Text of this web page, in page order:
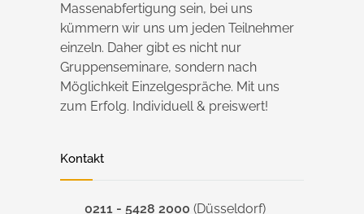
Massenabfertigung sein, bei uns
kümmern wir uns um jeden Teilnehmer
einzeln. Daher gibt es nicht nur
Gruppenseminare, sondern nach
Möglichkeit Einzelgespräche. Mit uns
zum Erfolg. Individuell & preiswert!
Kontakt
0211 - 5428 2000 (Düsseldorf)